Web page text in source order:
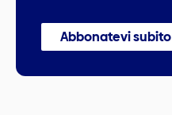
Abbonatevi subito